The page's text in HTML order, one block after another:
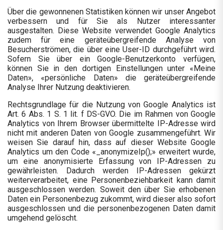
Über die gewonnenen Statistiken können wir unser Angebot
verbessern und für Sie als Nutzer interessanter
ausgestalten. Diese Website verwendet Google Analytics
zudem für eine geräteübergreifende Analyse von
Besucherströmen, die über eine User-ID durchgeführt wird.
Sofern Sie über ein Google-Benutzerkonto verfügen,
können Sie in den dortigen Einstellungen unter «Meine
Daten», «persönliche Daten» die geräteübergreifende
Analyse Ihrer Nutzung deaktivieren.
Rechtsgrundlage für die Nutzung von Google Analytics ist
Art. 6 Abs. 1 S. 1 lit. f DS-GVO. Die im Rahmen von Google
Analytics von Ihrem Browser übermittelte IP-Adresse wird
nicht mit anderen Daten von Google zusammengeführt. Wir
weisen Sie darauf hin, dass auf dieser Website Google
Analytics um den Code «_anonymizeIp();» erweitert wurde,
um eine anonymisierte Erfassung von IP-Adressen zu
gewährleisten. Dadurch werden IP-Adressen gekürzt
weiterverarbeitet, eine Personenbeziehbarkeit kann damit
ausgeschlossen werden. Soweit den über Sie erhobenen
Daten ein Personenbezug zukommt, wird dieser also sofort
ausgeschlossen und die personenbezogenen Daten damit
umgehend gelöscht.